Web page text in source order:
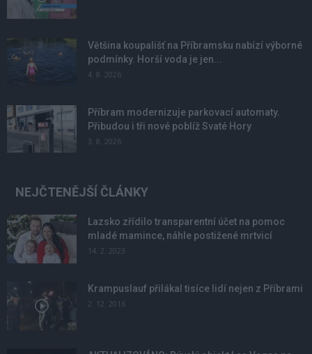
Většina koupališť na Příbramsku nabízí výborné
podmínky. Horší voda je jen...
4. 8. 2026
Příbram modernizuje parkovací automaty.
Přibudou i tři nové poblíž Svaté Hory
3. 8. 2026
NEJČTENĚJŠÍ ČLÁNKY
Lazsko zřídilo transparentní účet na pomoc
mladé mamince, náhle postižené mrtvicí
14. 2. 2023
Krampuslauf přilákal tisíce lidí nejen z Příbrami
2. 12. 2016